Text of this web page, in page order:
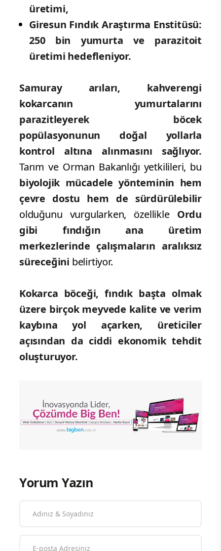
üretimi,
Giresun Fındık Araştırma Enstitüsü:
250 bin yumurta ve parazitoit
üretimi hedefleniyor.
Samuray arıları, kahverengi
kokarcanın yumurtalarını
parazitleyerek böcek
popülasyonunun doğal yollarla
kontrol altına alınmasını sağlıyor.
Tarım ve Orman Bakanlığı yetkilileri, bu
biyolojik mücadele yönteminin hem
çevre dostu hem de sürdürülebilir
olduğunu vurgularken, özellikle Ordu
gibi fındığın ana üretim
merkezlerinde çalışmaların aralıksız
süreceğini belirtiyor.
Kokarca böceği, fındık başta olmak
üzere birçok meyvede kalite ve verim
kaybına yol açarken, üreticiler
açısından da ciddi ekonomik tehdit
oluşturuyor.
Yorum Yazın